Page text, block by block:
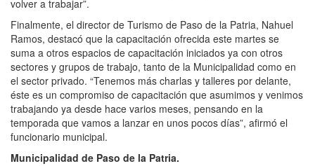
volver a trabajar”.
Finalmente, el director de Turismo de Paso de la Patria, Nahuel
Ramos, destacó que la capacitación ofrecida este martes se
suma a otros espacios de capacitación iniciados ya con otros
sectores y grupos de trabajo, tanto de la Municipalidad como en
el sector privado. “Tenemos más charlas y talleres por delante,
éste es un compromiso de capacitación que asumimos y venimos
trabajando ya desde hace varios meses, pensando en la
temporada que vamos a lanzar en unos pocos días”, afirmó el
funcionario municipal.
Municipalidad de Paso de la Patria.